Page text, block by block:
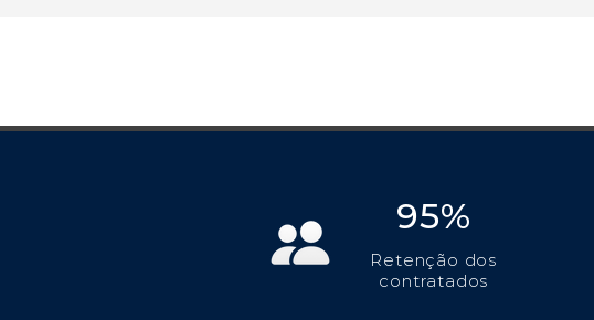
95%
Retenção dos
contratados